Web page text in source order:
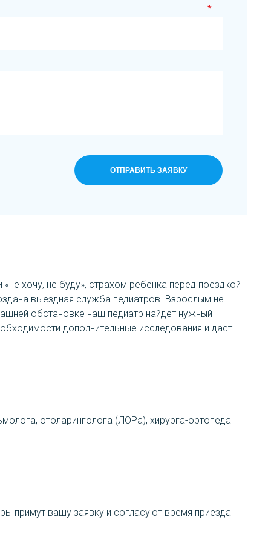
*
ОТПРАВИТЬ ЗАЯВКУ
хочу, не буду», страхом ребенка перед поездкой
выездная служба педиатров. Взрослым не
обстановке наш педиатр найдет нужный
дополнительные исследования и даст
отоларинголога (ЛОРа), хирурга-ортопеда
примут вашу заявку и согласуют время приезда